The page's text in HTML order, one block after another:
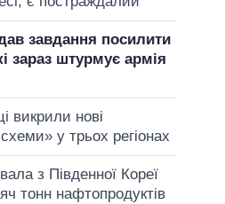
завдання посилити
зараз штурмує армія
викрили нові
у трьох регіонах
з Південної Кореї
тонн нафтопродуктів